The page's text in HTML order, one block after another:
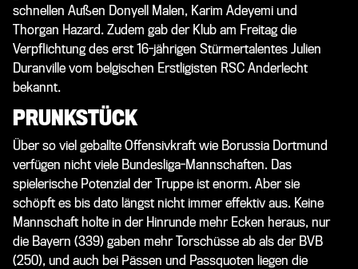
schnellen Außen Donyell Malen, Karim Adeyemi und
Thorgan Hazard. Zudem gab der Klub am Freitag die
Verpflichtung des erst 16-jährigen Stürmertalentes Julien
Duranville vom belgischen Erstligisten RSC Anderlecht
bekannt.
PRUNKSTÜCK
Über so viel geballte Offensivkraft wie Borussia Dortmund
verfügen nicht viele Bundesliga-Mannschaften. Das
spielerische Potenzial der Truppe ist enorm. Aber sie
schöpft es bis dato längst nicht immer effektiv aus. Keine
Mannschaft holte in der Hinrunde mehr Ecken heraus, nur
die Bayern (339) gaben mehr Torschüsse ab als der BVB
(250), und auch bei Pässen und Passquoten liegen die